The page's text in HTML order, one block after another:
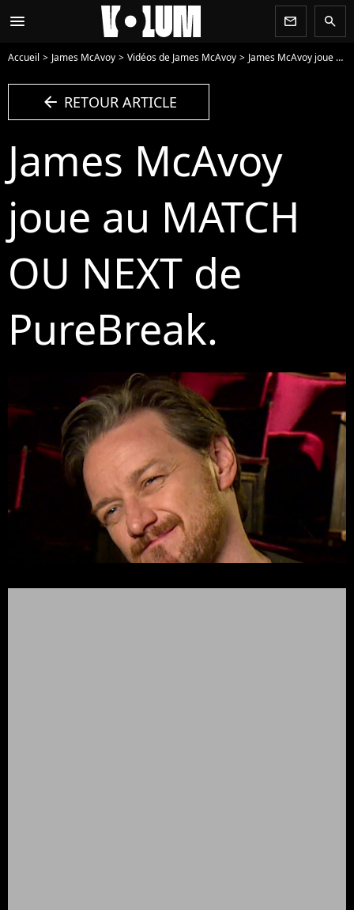
menu newsletter search
Accueil James McAvoy Vidéos de James McAvoy James McAvoy joue au MATCH OU NEXT de PureBreak. - Vidéo
arrow_left RETOUR ARTICLE
James McAvoy
joue au MATCH
OU NEXT de
PureBreak.